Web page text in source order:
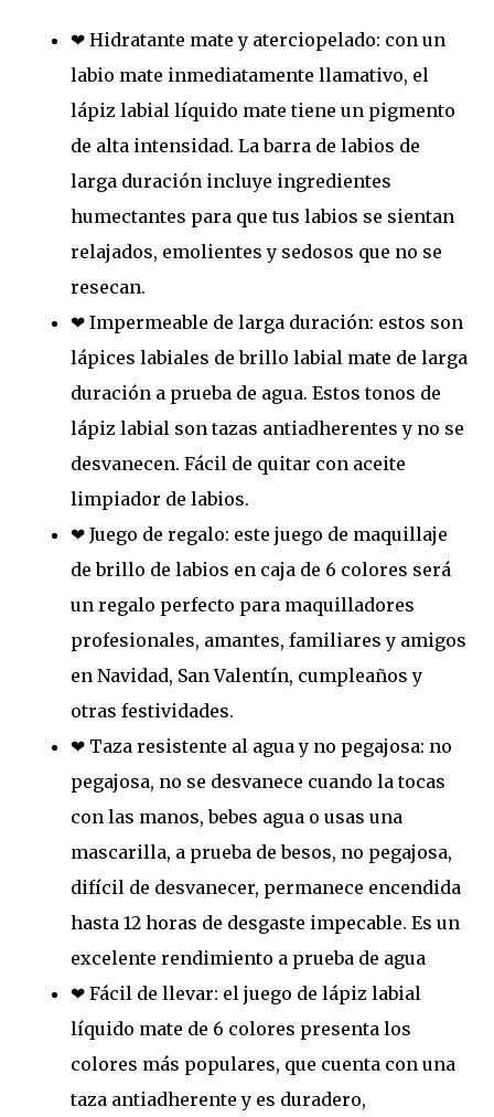
❤ Hidratante mate y aterciopelado: con un
labio mate inmediatamente llamativo, el
lápiz labial líquido mate tiene un pigmento
de alta intensidad. La barra de labios de
larga duración incluye ingredientes
humectantes para que tus labios se sientan
relajados, emolientes y sedosos que no se
resecan.
❤ Impermeable de larga duración: estos son
lápices labiales de brillo labial mate de larga
duración a prueba de agua. Estos tonos de
lápiz labial son tazas antiadherentes y no se
desvanecen. Fácil de quitar con aceite
limpiador de labios.
❤ Juego de regalo: este juego de maquillaje
de brillo de labios en caja de 6 colores será
un regalo perfecto para maquilladores
profesionales, amantes, familiares y amigos
en Navidad, San Valentín, cumpleaños y
otras festividades.
❤ Taza resistente al agua y no pegajosa: no
pegajosa, no se desvanece cuando la tocas
con las manos, bebes agua o usas una
mascarilla, a prueba de besos, no pegajosa,
difícil de desvanecer, permanece encendida
hasta 12 horas de desgaste impecable. Es un
excelente rendimiento a prueba de agua
❤ Fácil de llevar: el juego de lápiz labial
líquido mate de 6 colores presenta los
colores más populares, que cuenta con una
taza antiadherente y es duradero,